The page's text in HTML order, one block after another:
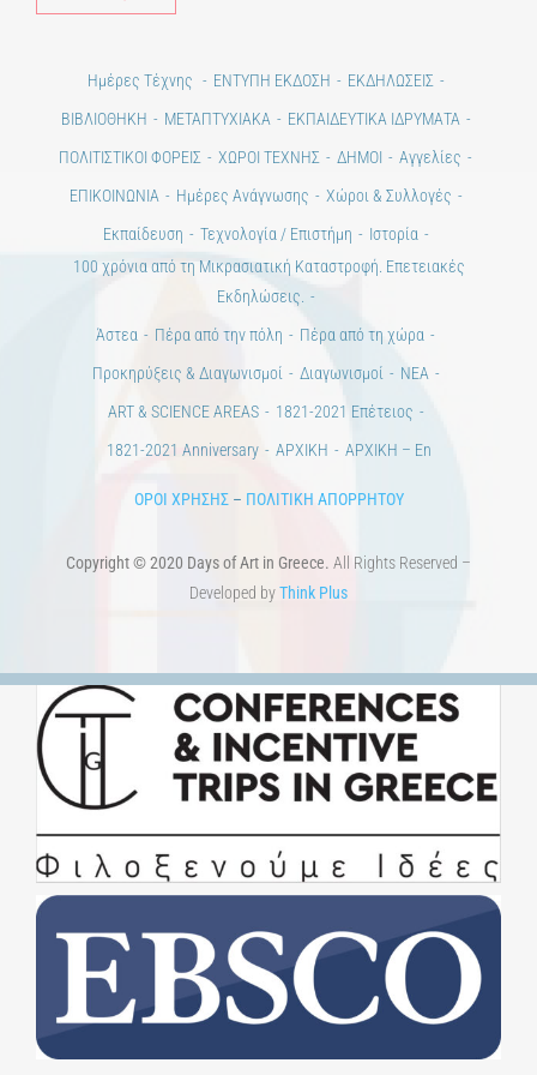
Ημέρες Τέχνης ΕΝΤΥΠΗ ΕΚΔΟΣΗ
ΕΚΔΗΛΩΣΕΙΣ
ΒΙΒΛΙΟΘΗΚΗ
ΜΕΤΑΠΤΥΧΙΑΚΑ
ΕΚΠΑΙΔΕΥΤΙΚΑ ΙΔΡΥΜΑΤΑ
ΠΟΛΙΤΙΣΤΙΚΟΙ ΦΟΡΕΙΣ
ΧΩΡΟΙ ΤΕΧΝΗΣ ΔΗΜΟΙ
Αγγελίες
ΕΠΙΚΟΙΝΩΝΙΑ
Ημέρες Ανάγνωσης
Χώροι & Συλλογές
Εκπαίδευση
Τεχνολογία / Επιστήμη
Ιστορία
100 χρόνια από τη Μικρασιατική Καταστροφή. Επετειακές
Εκδηλώσεις.
Άστεα
Πέρα από την πόλη
Πέρα από τη χώρα
Προκηρύξεις & Διαγωνισμοί
Διαγωνισμοί
ΝΕΑ
ART & SCIENCE AREAS
1821-2021 Επέτειος
1821-2021 Anniversary
ΑΡΧΙΚΗ ΑΡΧΙΚΗ – En
ΟΡΟΙ ΧΡΗΣΗΣ– ΠΟΛΙΤΙΚΗ ΑΠΟΡΡΗΤΟΥ
Copyright © 2020 Days of Art in Greece. All Rights Reserved –
Developed byThink Plus